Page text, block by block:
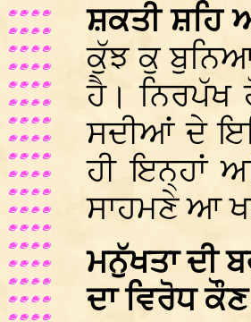
ਸ਼ਕਤੀ ਸ਼ਹਿ
ਕੁੱਝ ਕੁ
ਹੈ। ਨਿਰਪੱਖ
ਸਦੀਆਂ ਦੇ
ਹੀ ਇਨ੍ਹਾਂ
ਸਾਹਮਣੇ ਆ
ਮਨੁੱਖਤਾ ਦੀ
ਦਾ ਵਿਰੋਧ